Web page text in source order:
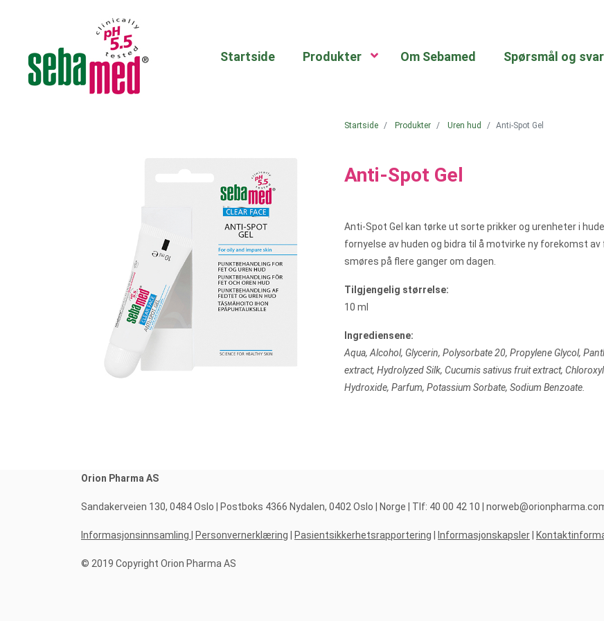
Startside Produkter Om Sebamed Spørsmål og svar
Startside Produkter Uren hud Anti-Spot Gel
Anti-Spot Gel
Anti-Spot Gel kan tørke ut sorte prikker og urenheter i
fornyelse av huden og bidra til å motvirke ny forekomst
smøres på flere ganger om dagen.
Tilgjengelig størrelse:
10 ml
Ingrediensene:
Aqua, Alcohol, Glycerin, Polysorbate 20, Propylene Glycol,
extract, Hydrolyzed Silk, Cucumis sativus fruit extract,
Hydroxide, Parfum, Potassium Sorbate, Sodium Benzoate.
Orion Pharma AS
Sandakerveien 130, 0484 Oslo | Postboks 4366 Nydalen, 0402 Oslo | Norge | Tlf: 40 00 42 10 |
Informasjonsinnsamling Personvernerklæring Pasientsikkerhetsrapportering Informasjonskapsler
© 2019 Copyright Orion Pharma AS